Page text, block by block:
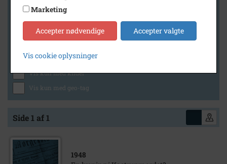
Generelt
Vis kun med billeder
Vis kun med lydklip
Vis kun med kilder
Vis kun med geo-tag
Side 1 af 1
1948
Marketing
Accepter nødvendige Accepter valgte
Vis cookie oplysninger